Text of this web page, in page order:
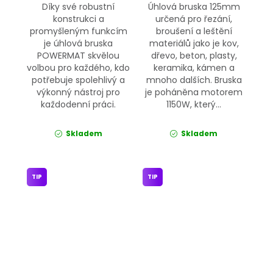
Díky své robustní
konstrukci a
promyšleným funkcím
je úhlová bruska
POWERMAT skvělou
volbou pro každého, kdo
potřebuje spolehlivý a
výkonný nástroj pro
každodenní práci.
Skladem
Úhlová bruska 125mm
určená pro řezání,
broušení a leštění
materiálů jako je kov,
dřevo, beton, plasty,
keramika, kámen a
mnoho dalších. Bruska
je poháněna motorem
1150W, který...
Skladem
TIP TIP